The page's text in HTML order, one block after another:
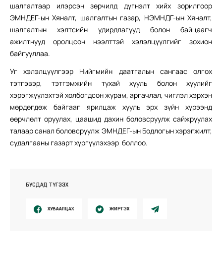
шалгалтаар илэрсэн зөрчилд дүгнэлт хийх зорилгоор
ЭМНДЕГ-ын Хяналт, шалгалтын газар, НЭМНДГ-ын Хяналт,
шалгалтын хэлтсийн удирдлагууд болон байцаагч
ажилтнууд оролцсон нээлттэй хэлэлцүүлгийг зохион
байгууллаа.
Уг хэлэлцүүлгээр Нийгмийн даатгалын сангаас олгох
тэтгэвэр, тэтгэмжийн тухай хууль болон хуулийг
хэрэгжүүлэхтэй холбогдсон журам, аргачлал, чиглэл хэрхэн
мөрдөгдөж байгааг ярилцаж хууль эрх зүйн хүрээнд
өөрчлөлт оруулах, цаашид дахин боловсруулж сайжруулах
талаар санал боловсруулж ЭМНДЕГ-ын Бодлогын хэрэгжилт,
судалгааны газарт хүргүүлэхээр боллоо.
БУСДАД ТҮГЭЭХ
ХУВААЛЦАХ ЖИРГЭХ